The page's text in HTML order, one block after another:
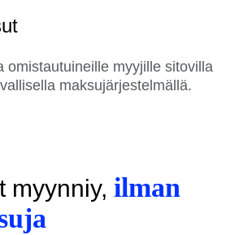
omistautuineille myyjille sitovilla
maksujärjestelmällä.
myynniy, ilman